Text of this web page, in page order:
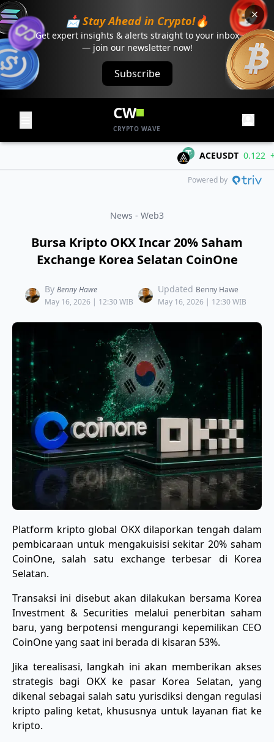
📩 Stay Ahead in Crypto!🔥
Get expert insights & alerts straight to your inbox
— join our newsletter now!
Subscribe
CW
CRYPTO WAVE
ACEUSDT 0.122
Powered by
News - Web3
Bursa Kripto OKX Incar 20% Saham
Exchange Korea Selatan CoinOne
By Benny Hawe
May 16, 2026 | 12:30 WIB
Updated Benny Hawe
May 16, 2026 | 12:30 WIB
Platform kripto global OKX dilaporkan tengah dalam
pembicaraan untuk mengakuisisi sekitar 20% saham
CoinOne, salah satu exchange terbesar di Korea
Selatan.
Transaksi ini disebut akan dilakukan bersama Korea
Investment & Securities melalui penerbitan saham
baru, yang berpotensi mengurangi kepemilikan CEO
CoinOne yang saat ini berada di kisaran 53%.
Jika terealisasi, langkah ini akan memberikan akses
strategis bagi OKX ke pasar Korea Selatan, yang
dikenal sebagai salah satu yurisdiksi dengan regulasi
kripto paling ketat, khususnya untuk layanan fiat ke
kripto.